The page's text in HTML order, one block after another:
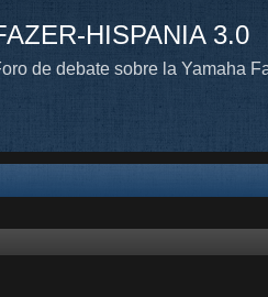
HISPANIA 3.0
de debate sobre la Yamaha